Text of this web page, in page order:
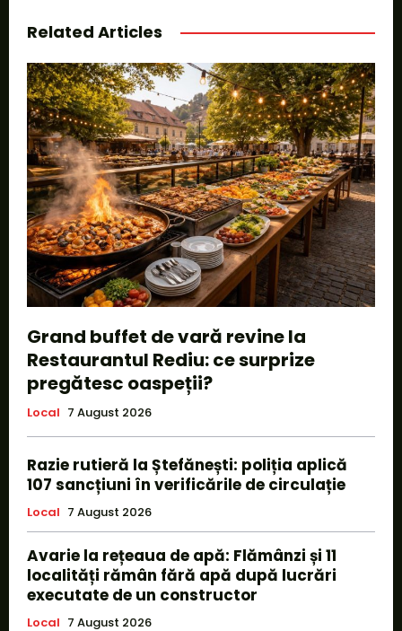
Related Articles
Grand buffet de vară revine la
Restaurantul Rediu: ce surprize
pregătesc oaspeții?
Local 7 August 2026
Razie rutieră la Ștefănești: poliția aplică
107 sancțiuni în verificările de circulație
Local 7 August 2026
Avarie la rețeaua de apă: Flămânzi și 11
localități rămân fără apă după lucrări
executate de un constructor
Local 7 August 2026